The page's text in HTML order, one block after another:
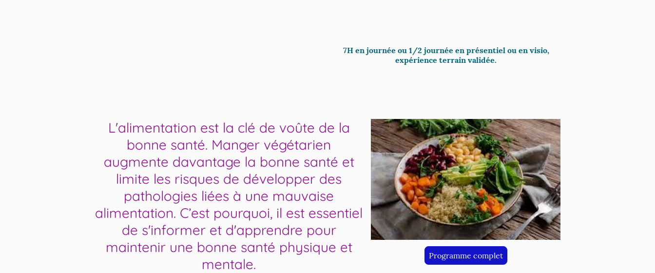
7H en journée ou 1/2 journée en présentiel ou en visio,
expérience terrain validée.
L'alimentation est la clé de voûte de la
bonne santé. Manger végétarien
augmente davantage la bonne santé et
limite les risques de développer des
pathologies liées à une mauvaise
alimentation. C’est pourquoi, il est essentiel
de s'informer et d'apprendre pour
maintenir une bonne santé physique et
mentale.
Programme complet